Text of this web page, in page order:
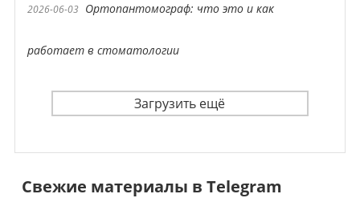
2026-06-03 Ортопантомограф: что это и как
работает в стоматологии
Загрузить ещё
Свежие материалы в Telegram